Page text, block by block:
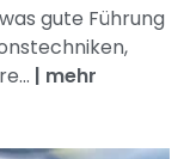
gute Führung
| mehr